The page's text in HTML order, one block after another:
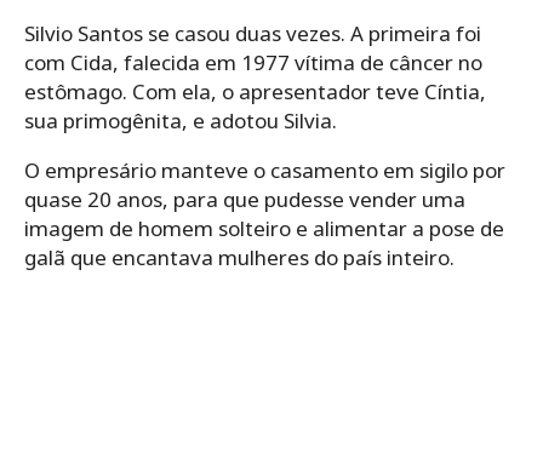
Silvio Santos se casou duas vezes. A primeira foi
com Cida, falecida em 1977 vítima de câncer no
estômago. Com ela, o apresentador teve Cíntia,
sua primogênita, e adotou Silvia.
O empresário manteve o casamento em sigilo por
quase 20 anos, para que pudesse vender uma
imagem de homem solteiro e alimentar a pose de
galã que encantava mulheres do país inteiro.